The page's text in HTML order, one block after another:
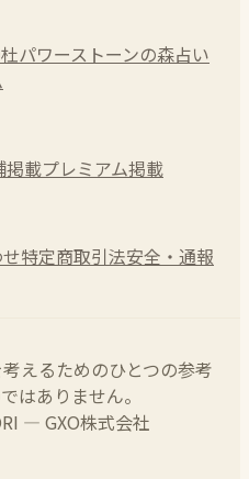
パワーストーンの森占い
掲載プレミアム掲載
特定商取引法安全・通報
えるためのひとつの参考
はありません。
— GXO株式会社